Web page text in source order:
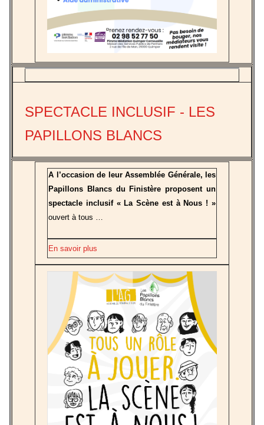
SPECTACLE INCLUSIF - LES
PAPILLONS BLANCS
A l’occasion de leur Assemblée Générale, les
Papillons Blancs du Finistère proposent un
spectacle inclusif « La Scène est à Nous ! »
ouvert à tous …
En savoir plus